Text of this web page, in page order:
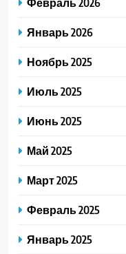
Январь 2026
Ноябрь 2025
Июль 2025
Июнь 2025
Май 2025
Март 2025
Февраль 2025
Январь 2025